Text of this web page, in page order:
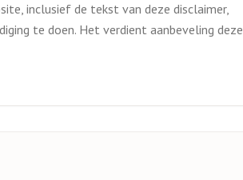
inclusief de tekst van deze disclaimer,
te doen. Het verdient aanbeveling deze